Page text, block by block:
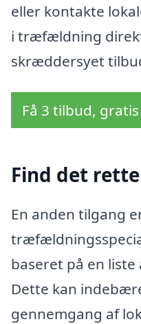
eller kontakte
i træfældning
skræddersyet
Få 3 tilbud,
Find det
En anden tilgang
baseret på en
Dette kan
gennemgang af